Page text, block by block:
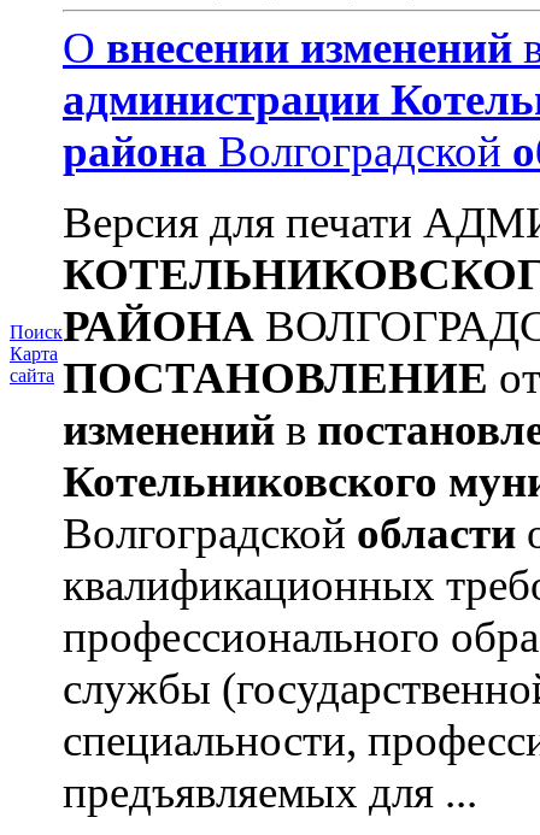
Поиск
Карта
сайта
О внесении изменений
администрации
района Волгоградской
Версия для печати
РАЙОНА
ПОСТАНОВЛЕНИЕ
изменений в
Котельниковского
Волгоградской области
квалификационных
профессионального
службы
специальности,
предъявляемых для ...